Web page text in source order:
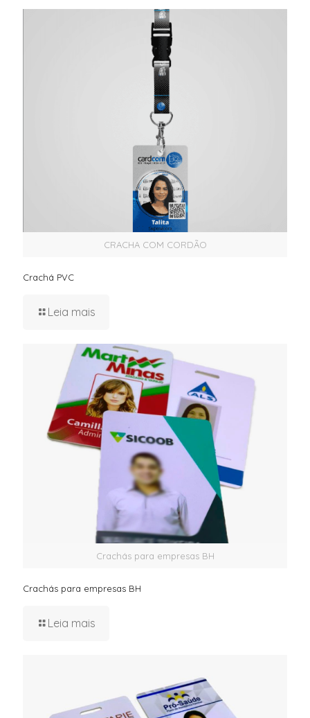
CRACHA COM CORDÃO
Crachá PVC
Leia mais
Crachás para empresas BH
Crachás para empresas BH
Leia mais